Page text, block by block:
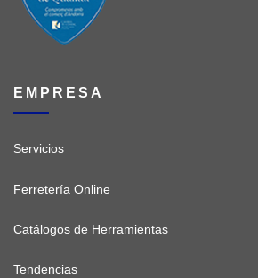
EMPRESA
Servicios
Ferretería Online
Catálogos de Herramientas
Tendencias